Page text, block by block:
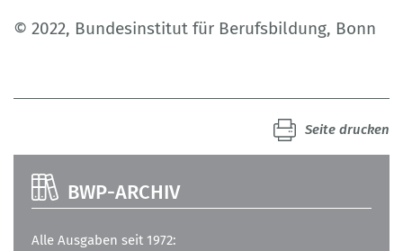
© 2022, Bundesinstitut für Berufsbildung, Bonn
Seite drucken
BWP-ARCHIV
Alle Ausgaben seit 1972: